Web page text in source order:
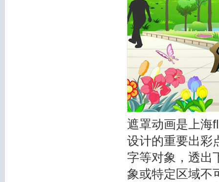
遮罩动画是上海
设计的重要出彩
字等对象，透出
象或特定区域不